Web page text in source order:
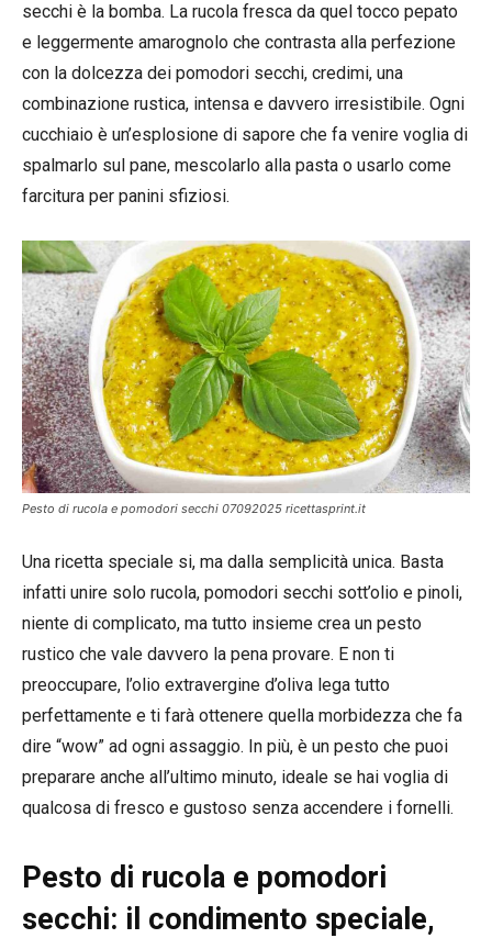
secchi è la bomba. La rucola fresca da quel tocco pepato
e leggermente amarognolo che contrasta alla perfezione
con la dolcezza dei pomodori secchi, credimi, una
combinazione rustica, intensa e davvero irresistibile. Ogni
cucchiaio è un’esplosione di sapore che fa venire voglia di
spalmarlo sul pane, mescolarlo alla pasta o usarlo come
farcitura per panini sfiziosi.
Pesto di rucola e pomodori secchi 07092025 ricettasprint.it
Una ricetta speciale si, ma dalla semplicità unica. Basta
infatti unire solo rucola, pomodori secchi sott’olio e pinoli,
niente di complicato, ma tutto insieme crea un pesto
rustico che vale davvero la pena provare. E non ti
preoccupare, l’olio extravergine d’oliva lega tutto
perfettamente e ti farà ottenere quella morbidezza che fa
dire “wow” ad ogni assaggio. In più, è un pesto che puoi
preparare anche all’ultimo minuto, ideale se hai voglia di
qualcosa di fresco e gustoso senza accendere i fornelli.
Pesto di rucola e pomodori
secchi: il condimento speciale,